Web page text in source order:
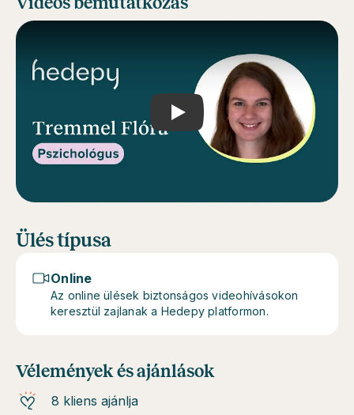
Play
Ülés típusa
Online
Az online ülések biztonságos videohívásokon
keresztül zajlanak a Hedepy platformon.
Vélemények és ajánlások
8 kliens ajánlja